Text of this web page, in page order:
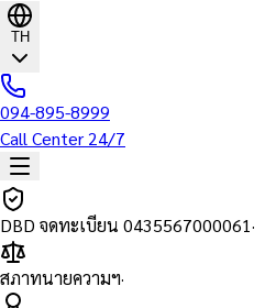
TH
094-895-8999
Call Center 24/7
DBD จดทะเบียน 0435567000061·
สภาทนายความฯ·